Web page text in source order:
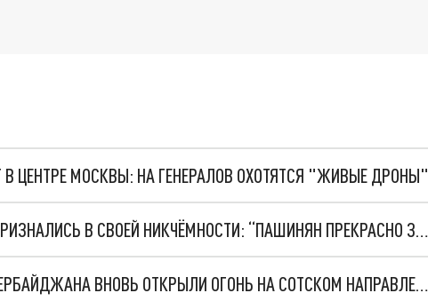
ЦЕНТРЕ МОСКВЫ: НА ГЕНЕРАЛОВ ОХОТЯТСЯ "ЖИВЫЕ ДРОНЫ"
НАБЛЮДАТЕЛИ ЕС В АРМЕНИИ ПРИЗНАЛИСЬ В СВОЕЙ НИКЧЁМНОСТИ: “ПАШИНЯН ПРЕКРАСНО ЗНАЛ”
МИНОБОРОНЫ АРМЕНИИ: ВС АЗЕРБАЙДЖАНА ВНОВЬ ОТКРЫЛИ ОГОНЬ НА СОТСКОМ НАПРАВЛЕНИИ